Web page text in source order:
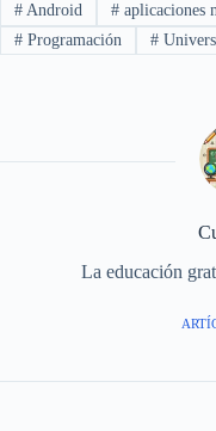
#Android #aplicaciones
#Programación #
La educación